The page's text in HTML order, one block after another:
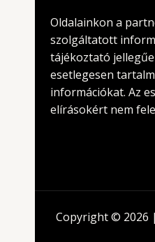
Oldalainkon a
szolgáltatott
tájékoztató
esetlegesen
információkat. Az
elírásokért nem
Copyright © 2026